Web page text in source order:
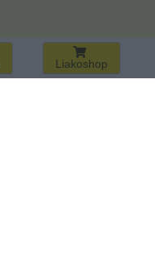
Liakoshop